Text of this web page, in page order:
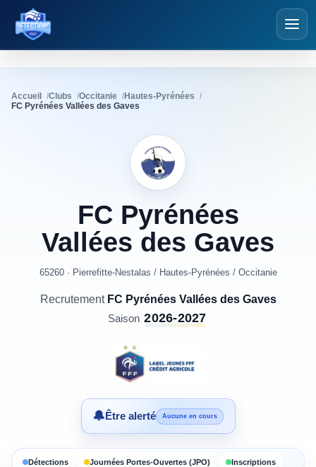
Détections Foot
Accueil Clubs Occitanie
Hautes-Pyrénées
FC Pyrénées Vallées des Gaves
FC Pyrénées
Vallées des Gaves
65260 · Pierrefitte-Nestalas / Hautes-Pyrénées / Occitanie
Recrutement FC Pyrénées Vallées des Gaves
Saison 2026-2027
🔔Être alerté Aucune en cours
Détections Journées Portes-Ouvertes (JPO) Inscriptions